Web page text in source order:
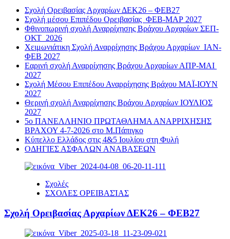
Σχολή Ορειβασίας Αρχαρίων ΔΕΚ26 – ΦΕΒ27
Σχολή μέσου Επιπέδου Ορειβασίας ΦΕΒ-ΜΑΡ 2027
Φθινοπωρινή σχολή Αναρρίχησης Βράχου Αρχαρίων ΣΕΠ-
ΟΚΤ 2026
Χειμωνιάτικη Σχολή Αναρρίχησης Βράχου Αρχαρίων ΙΑΝ-
ΦΕΒ 2027
Εαρινή σχολή Αναρρίχησης Βράχου Αρχαρίων ΑΠΡ-ΜΑΙ
2027
Σχολή Μέσου Επιπέδου Αναρρίχησης Βράχου ΜΑΪ-ΙΟΥΝ
2027
Θερινή σχολή Αναρρίχησης Βράχου Αρχαρίων ΙΟΥΛΙΟΣ
2027
5ο ΠΑΝΕΛΛΗΝΙΟ ΠΡΩΤΑΘΛΗΜΑ ΑΝΑΡΡΙΧΗΣΗΣ
ΒΡΑΧΟΥ 4-7-2026 στο Μ.Πάπιγκο
Κύπελλο Ελλάδος στις 4&5 Ιουλίου στη Φυλή
ΟΔΗΓΙΕΣ ΑΣΦΑΛΩΝ ΑΝΑΒΑΣΕΩΝ
Σχολές
ΣΧΟΛΕΣ ΟΡΕΙΒΑΣΊΑΣ
Σχολή Ορειβασίας Αρχαρίων ΔΕΚ26 – ΦΕΒ27